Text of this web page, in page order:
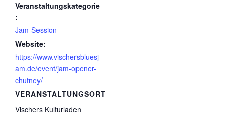
Veranstaltungskategorie
:
Jam-Session
Website:
https://www.vischersbluesj
am.de/event/jam-opener-
chutney/
VERANSTALTUNGSORT
Vischers Kulturladen